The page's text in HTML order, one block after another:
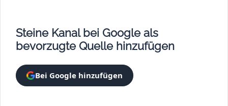
Steine Kanal bei Google als
bevorzugte Quelle hinzufügen
Bei Google hinzufügen